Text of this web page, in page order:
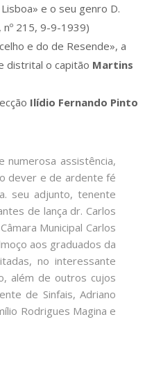
e o seu genro D.
nº 215, 9-9-1939)
e do de Resende», a
distrital o capitão Martins
Ilídio Fernando Pinto
numerosa assistência,
dever e de ardente fé
seu adjunto, tenente
de lança dr. Carlos
Municipal Carlos
aos graduados da
no interessante
além de outros cujos
de Sinfais, Adriano
Rodrigues Magina e